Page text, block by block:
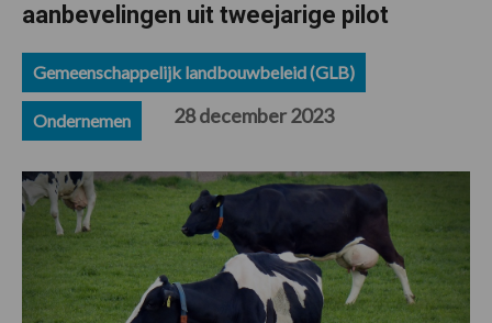
aanbevelingen uit tweejarige pilot
Gemeenschappelijk landbouwbeleid (GLB)
Ondernemen 28 december 2023